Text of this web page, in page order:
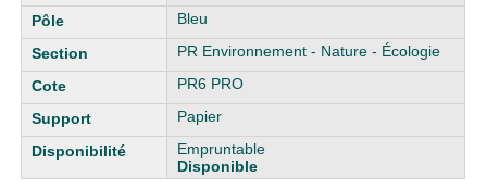
Bleu
PR Environnement - Nature - Écologie
PR6 PRO
Papier
Empruntable
Disponible